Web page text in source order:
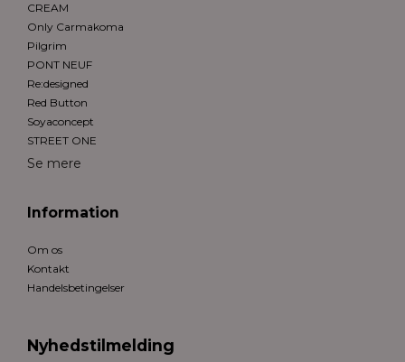
CREAM
Only Carmakoma
Pilgrim
PONT NEUF
Re:designed
Red Button
Soyaconcept
STREET ONE
Se mere
Information
Om os
Kontakt
Handelsbetingelser
Nyhedstilmelding